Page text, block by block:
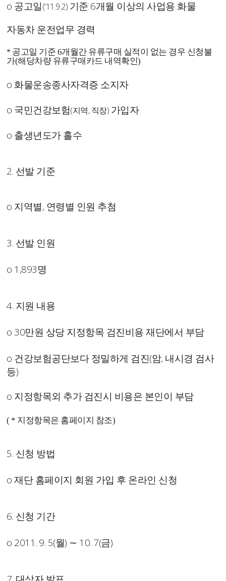
o 공고일('11.9.2) 기준 6개월 이상의 사업용 화물
자동차 운전업무 경력
* 공고일 기준 6개월간 유류구매 실적이 없는 경우 신청불
가(해당차량 유류구매카드 내역확인)
o 화물운송종사자격증 소지자
o 국민건강보험(지역, 직장) 가입자
o 출생년도가 홀수
2. 선발 기준
o 지역별, 연령별 인원 추첨
3. 선발 인원
o 1,893명
4. 지원 내용
o 30만원 상당 지정항목 검진비용 재단에서 부담
o 건강보험공단보다 정밀하게 검진(암, 내시경 검사
등)
o 지정항목외 추가 검진시 비용은 본인이 부담
( * 지정항목은 홈페이지 참조)
5. 신청 방법
o 재단 홈페이지 회원 가입 후 온라인 신청
6. 신청 기간
o 2011. 9. 5(월) ∼ 10. 7(금)